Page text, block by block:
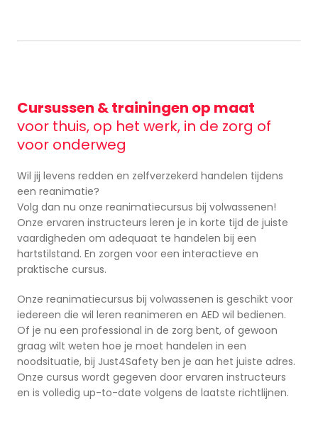
Cursussen & trainingen op maat
voor thuis, op het werk, in de zorg of
voor onderweg
Wil jij levens redden en zelfverzekerd handelen tijdens
een reanimatie?
Volg dan nu onze reanimatiecursus bij volwassenen!
Onze ervaren instructeurs leren je in korte tijd de juiste
vaardigheden om adequaat te handelen bij een
hartstilstand. En zorgen voor een interactieve en
praktische cursus.
Onze reanimatiecursus bij volwassenen is geschikt voor
iedereen die wil leren reanimeren en AED wil bedienen.
Of je nu een professional in de zorg bent, of gewoon
graag wilt weten hoe je moet handelen in een
noodsituatie, bij Just4Safety ben je aan het juiste adres.
Onze cursus wordt gegeven door ervaren instructeurs
en is volledig up-to-date volgens de laatste richtlijnen.